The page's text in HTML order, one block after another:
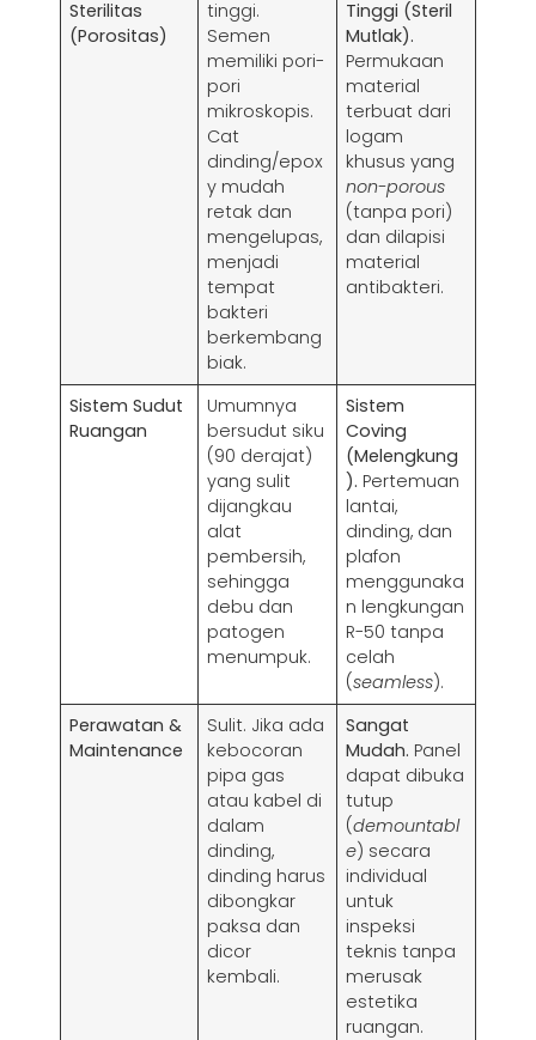
Sterilitas
(Porositas)
tinggi.
Semen
memiliki pori-
pori
mikroskopis.
Cat
dinding/epox
y mudah
retak dan
mengelupas,
menjadi
tempat
bakteri
berkembang
biak.
Tinggi (Steril
Mutlak).
Permukaan
material
terbuat dari
logam
khusus yang
non-porous
(tanpa pori)
dan dilapisi
material
antibakteri.
Sistem Sudut
Ruangan
Umumnya
bersudut siku
(90 derajat)
yang sulit
dijangkau
alat
pembersih,
sehingga
debu dan
patogen
menumpuk.
Sistem
Coving
(Melengkung
). Pertemuan
lantai,
dinding, dan
plafon
menggunaka
n lengkungan
R-50 tanpa
celah
(seamless).
Perawatan &
Maintenance
Sulit. Jika ada
kebocoran
pipa gas
atau kabel di
dalam
dinding,
dinding harus
dibongkar
paksa dan
dicor
kembali.
Sangat
Mudah. Panel
dapat dibuka
tutup
(demountabl
e) secara
individual
untuk
inspeksi
teknis tanpa
merusak
estetika
ruangan.